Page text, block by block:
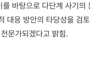
바탕으로 다단계 사기의
대응 방안의 타당성을 검
문가되겠다고 밝힘.